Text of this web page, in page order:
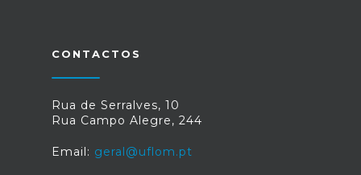
CONTACTOS
Rua de Serralves, 10
Rua Campo Alegre, 244
Email: geral@uflom.pt